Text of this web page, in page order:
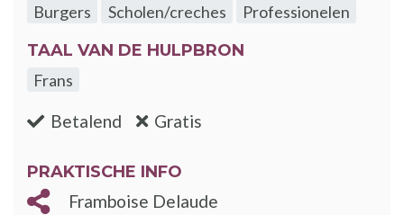
Burgers
Scholen/creches
Professionelen
TAAL VAN DE HULPBRON
Frans
Betalend :nee Gratis
PRAKTISCHE INFO
Framboise Delaude